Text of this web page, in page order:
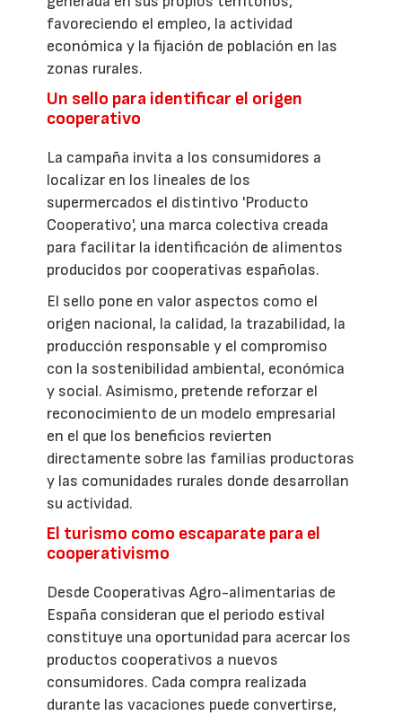
favoreciendo el empleo, la actividad
económica y la fijación de población en las
zonas rurales.
Un sello para identificar el origen
cooperativo
La campaña invita a los consumidores a
localizar en los lineales de los
supermercados el distintivo 'Producto
Cooperativo', una marca colectiva creada
para facilitar la identificación de alimentos
producidos por cooperativas españolas.
El sello pone en valor aspectos como el
origen nacional, la calidad, la trazabilidad, la
producción responsable y el compromiso
con la sostenibilidad ambiental, económica
y social. Asimismo, pretende reforzar el
reconocimiento de un modelo empresarial
en el que los beneficios revierten
directamente sobre las familias productoras
y las comunidades rurales donde desarrollan
su actividad.
El turismo como escaparate para el
cooperativismo
Desde Cooperativas Agro-alimentarias de
España consideran que el periodo estival
constituye una oportunidad para acercar los
productos cooperativos a nuevos
consumidores. Cada compra realizada
durante las vacaciones puede convertirse,